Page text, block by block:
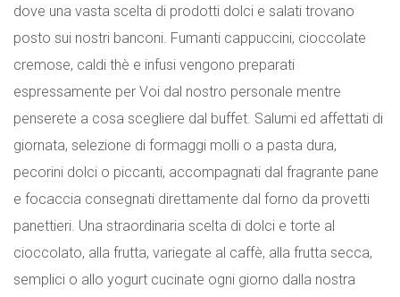
dove una vasta scelta di prodotti dolci e salati trovano
posto sui nostri banconi. Fumanti cappuccini, cioccolate
cremose, caldi thè e infusi vengono preparati
espressamente per Voi dal nostro personale mentre
penserete a cosa scegliere dal buffet. Salumi ed affettati di
giornata, selezione di formaggi molli o a pasta dura,
pecorini dolci o piccanti, accompagnati dal fragrante pane
e focaccia consegnati direttamente dal forno da provetti
panettieri. Una straordinaria scelta di dolci e torte al
cioccolato, alla frutta, variegate al caffè, alla frutta secca,
semplici o allo yogurt cucinate ogni giorno dalla nostra